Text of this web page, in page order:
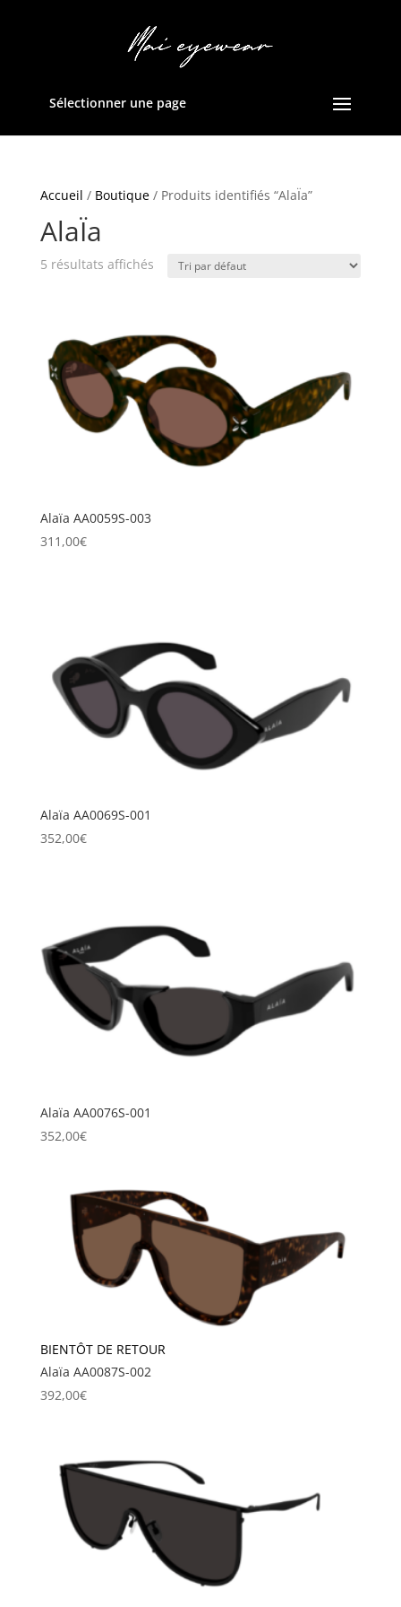
Sélectionner une page
Accueil / Boutique/ Produits identifiés “AlaÏa”
AlaÏa
5 résultats affichés
Alaïa AA0059S-003
311,00€
Alaïa AA0069S-001
352,00€
Alaïa AA0076S-001
352,00€
BIENTÔT DE RETOUR
Alaïa AA0087S-002
392,00€